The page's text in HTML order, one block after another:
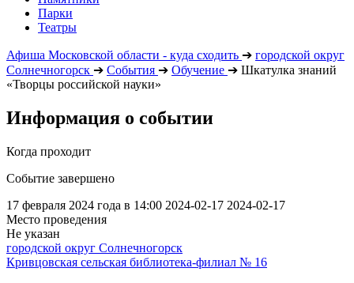
Парки
Театры
Афиша Московской области - куда сходить ➔ городской округ
Солнечногорск ➔ События ➔ Обучение ➔ Шкатулка знаний
«Творцы российской науки»
Информация о событии
Когда проходит
Событие завершено
17 февраля 2024 года в 14:00 2024-02-17 2024-02-17
Место проведения
Не указан
городской округ Солнечногорск
Кривцовская сельская библиотека-филиал № 16